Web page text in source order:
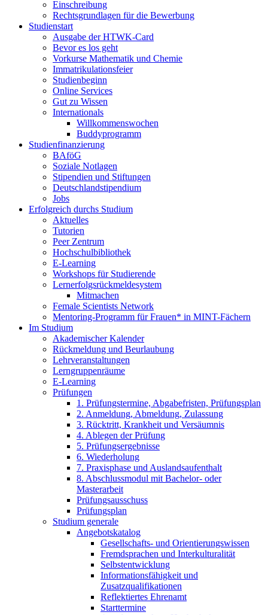
Einschreibung
Rechtsgrundlagen für die Bewerbung
Studienstart
Ausgabe der HTWK-Card
Bevor es los geht
Vorkurse Mathematik und Chemie
Immatrikulationsfeier
Studienbeginn
Online Services
Gut zu Wissen
Internationals
Willkommenswochen
Buddyprogramm
Studienfinanzierung
BAföG
Soziale Notlagen
Stipendien und Stiftungen
Deutschlandstipendium
Jobs
Erfolgreich durchs Studium
Aktuelles
Tutorien
Peer Zentrum
Hochschulbibliothek
E-Learning
Workshops für Studierende
Lernerfolgsrückmeldesystem
Mitmachen
Female Scientists Network
Mentoring-Programm für Frauen* in MINT-Fächern
Im Studium
Akademischer Kalender
Rückmeldung und Beurlaubung
Lehrveranstaltungen
Lerngruppenräume
E-Learning
Prüfungen
1. Prüfungstermine, Abgabefristen, Prüfungsplan
2. Anmeldung, Abmeldung, Zulassung
3. Rücktritt, Krankheit und Versäumnis
4. Ablegen der Prüfung
5. Prüfungsergebnisse
6. Wiederholung
7. Praxisphase und Auslandsaufenthalt
8. Abschlussmodul mit Bachelor- oder
Masterarbeit
Prüfungsausschuss
Prüfungsplan
Studium generale
Angebotskatalog
Gesellschafts- und Orientierungswissen
Fremdsprachen und Interkulturalität
Selbstentwicklung
Informationsfähigkeit und
Zusatzqualifikationen
Reflektiertes Ehrenamt
Starttermine